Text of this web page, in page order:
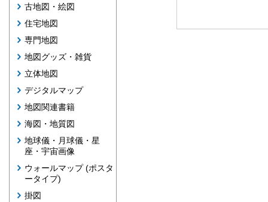
古地図・絵図
住宅地図
専門地図
地図グッズ・雑貨
立体地図
デジタルマップ
地図関連書籍
海図・地質図
地球儀・月球儀・星
座・宇宙画像
ウォールマップ (ポスタ
ータイプ)
掛図